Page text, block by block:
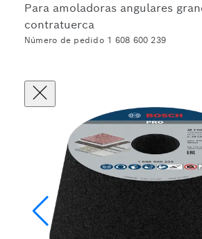
Para amoladoras angulares
contratuerca
Número de pedido 1 608 600 239